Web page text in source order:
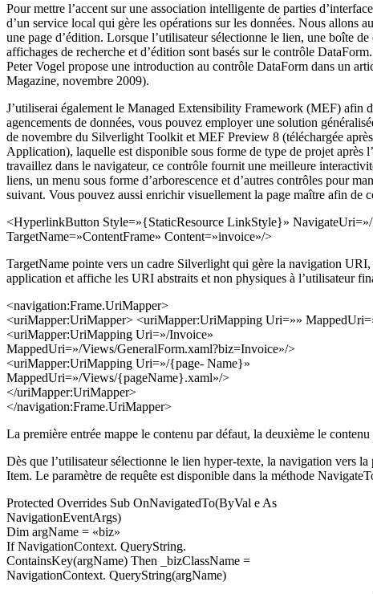
Pour mettre l’accent sur une association intelligente de parties
d’un service local qui gère les opérations sur les données. Nous allons
une page d’édition. Lorsque l’utilisateur sélectionne le lien, une boîte
affichages de recherche et d’édition sont basés sur le contrôle
Peter Vogel propose une introduction au contrôle DataForm dans un
Magazine, novembre 2009).
J’utiliserai également le Managed Extensibility Framework (MEF) afin
agencements de données, vous pouvez employer une solution
de novembre du Silverlight Toolkit et MEF Preview 8 (téléchargée
Application), laquelle est disponible sous forme de type de projet
travaillez dans le navigateur, ce contrôle fournit une meilleure
liens, un menu sous forme d’arborescence et d’autres contrôles pour
suivant. Vous pouvez aussi enrichir visuellement la page maître afin de
<HyperlinkButton Style=»{StaticResource LinkStyle}»
TargetName=»ContentFrame» Content=»invoice»/>
TargetName pointe vers un cadre Silverlight qui gère la navigation
application et affiche les URI abstraits et non physiques à l’utilisateur
<navigation:Frame.UriMapper>
<uriMapper:UriMapper> <uriMapper:UriMapping Uri=»»
<uriMapper:UriMapping Uri=»/Invoice»
MappedUri=»/Views/GeneralForm.xaml?biz=Invoice»/>
<uriMapper:UriMapping Uri=»/{page- Name}»
MappedUri=»/Views/{pageName}.xaml»/>
</uriMapper:UriMapper>
</navigation:Frame.UriMapper>
La première entrée mappe le contenu par défaut, la deuxième le
Dès que l’utilisateur sélectionne le lien hyper-texte, la navigation vers
Item. Le paramètre de requête est disponible dans la méthode
Protected Overrides Sub OnNavigatedTo(ByVal e As
NavigationEventArgs)
Dim argName = «biz»
If NavigationContext. QueryString.
ContainsKey(argName) Then _bizClassName =
NavigationContext. QueryString(argName)